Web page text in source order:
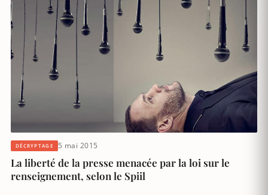
DÉCRYPTAGE 5 mai 2015
La liberté de la presse menacée par la loi sur le
renseignement, selon le Spiil